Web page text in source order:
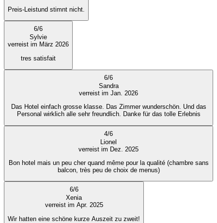
Preis-Leistund stimnt nicht.
6/6
Sylvie
verreist im März 2026
tres satisfait
6/6
Sandra
verreist im Jan. 2026
Das Hotel einfach grosse klasse. Das Zimmer wunderschön. Und das
Personal wirklich alle sehr freundlich. Danke für das tolle Erlebnis
4/6
Lionel
verreist im Dez. 2025
Bon hotel mais un peu cher quand même pour la qualité (chambre sans
balcon, très peu de choix de menus)
6/6
Xenia
verreist im Apr. 2025
Wir hatten eine schöne kurze Auszeit zu zweit!